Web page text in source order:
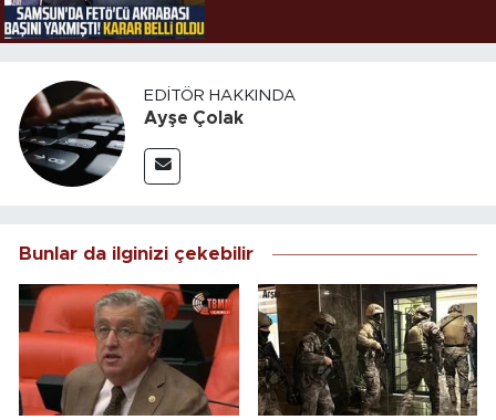
EDITÖR HAKKINDA
Ayşe Çolak
Bunlar da ilginizi çekebilir